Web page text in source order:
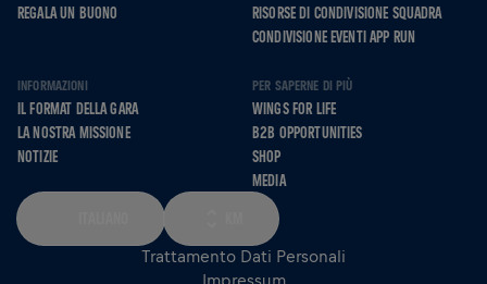
REGALA UN BUONO
RISORSE DI CONDIVISIONE SQUADRA
CONDIVISIONE EVENTI APP RUN
INFORMAZIONI
IL FORMAT DELLA GARA
LA NOSTRA MISSIONE
NOTIZIE
PER SAPERNE DI PIÙ
WINGS FOR LIFE
B2B OPPORTUNITIES
SHOP
MEDIA
Trattamento Dati Personali